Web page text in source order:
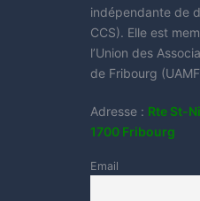
indépendante de
CCS). Elle est
l’Union des
de Fribourg
Adresse : Rte St-
1700 Fribourg
Email